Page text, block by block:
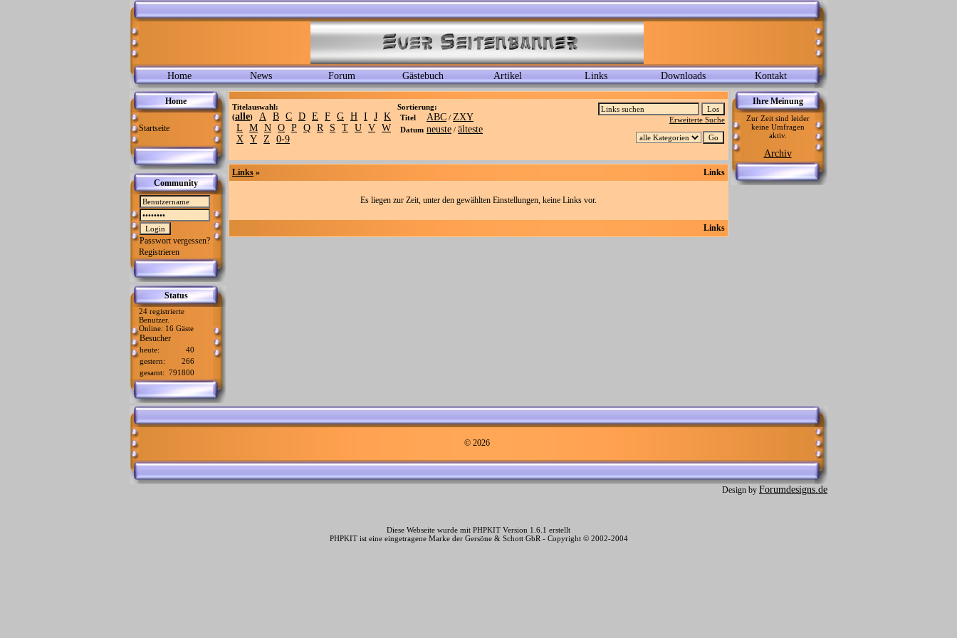
Home News Forum Gästebuch Artikel Links Downloads Kontakt
Home
Startseite
Community
Passwort vergessen?
Registrieren
Status
24 registrierte
Benutzer.
Online: 16 Gäste
Besucher
heute:
40
gestern:
266
gesamt: 791800
Titelauswahl:
(alle) A B C D E F G H I J K
L
M N O P Q R S T U V W
X Y Z 0-9
Sortierung:
Titel
ABC / ZXY
Datum neuste / älteste
Erweiterte Suche
Links » Links
Es liegen zur Zeit, unter den gewählten Einstellungen, keine Links vor.
Links
Ihre Meinung
Zur Zeit sind leider
keine Umfragen
aktiv.
Archiv
© 2026
Design by Forumdesigns.de
Diese Webseite wurde mit PHPKIT Version 1.6.1 erstellt
PHPKIT ist eine eingetragene Marke der Gersöne & Schott GbR - Copyright © 2002-2004